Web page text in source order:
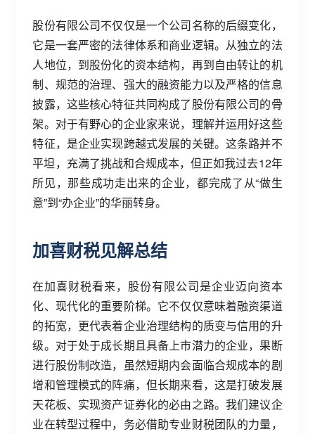
股份有限公司不仅仅是一个公司名称的后缀变化，
它是一套严密的法律体系和商业逻辑。从独立的法
人地位，到股份化的资本结构，再到自由转让的机
制、规范的治理、强大的融资能力以及严格的信息
披露，这些核心特征共同构成了股份有限公司的骨
架。对于有野心的企业家来说，理解并运用好这些
特征，是企业实现跨越式发展的关键。这条路并不
平坦，充满了挑战和合规成本，但正如我过去12年
所见，那些成功走出来的企业，都完成了从“做生
意”到“办企业”的华丽转身。
加喜财税见解总结
在加喜财税看来，股份有限公司是企业迈向资本
化、现代化的重要阶梯。它不仅仅意味着融资渠道
的拓宽，更代表着企业治理结构的质变与信用的升
级。对于处于成长期且具备上市潜力的企业，果断
进行股份制改造，虽然短期内会面临合规成本的剧
增和管理模式的阵痛，但长期来看，这是打破发展
天花板、实现资产证券化的必由之路。我们建议企
业在转型过程中，务必借助专业财税团队的力量，